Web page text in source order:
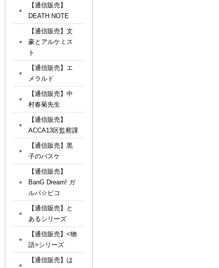
【通信販売】
DEATH NOTE
【通信販売】文
豪とアルケミス
ト
【通信販売】エ
メラルド
【通信販売】中
村春菊先生
【通信販売】
ACCA13区監察課
【通信販売】黒
子のバスケ
【通信販売】
BanG Dream! ガ
ルパ☆ピコ
【通信販売】と
あるシリーズ
【通信販売】<物
語>シリーズ
【通信販売】は